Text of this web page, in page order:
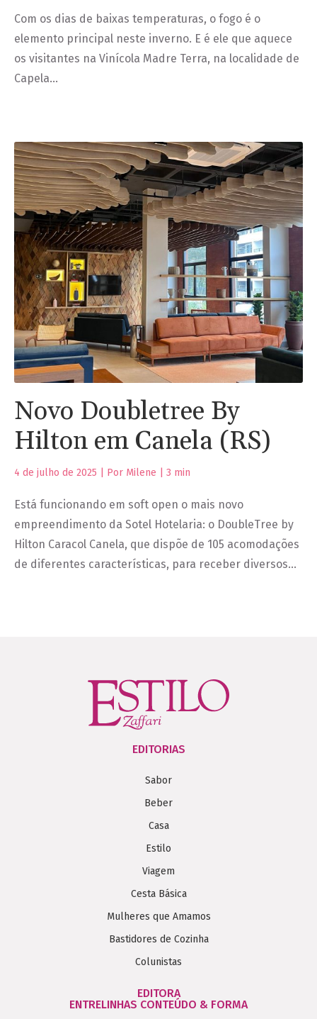
Com os dias de baixas temperaturas, o fogo é o
elemento principal neste inverno. E é ele que aquece
os visitantes na Vinícola Madre Terra, na localidade de
Capela…
Novo Doubletree By
Hilton em Canela (RS)
4 de julho de 2025 | Por Milene | 3 min
Está funcionando em soft open o mais novo
empreendimento da Sotel Hotelaria: o DoubleTree by
Hilton Caracol Canela, que dispõe de 105 acomodações
de diferentes características, para receber diversos…
EDITORIAS
Sabor
Beber
Casa
Estilo
Viagem
Cesta Básica
Mulheres que Amamos
Bastidores de Cozinha
Colunistas
EDITORA
ENTRELINHAS CONTEÚDO & FORMA